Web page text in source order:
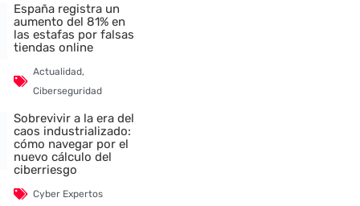
España registra un
aumento del 81% en
las estafas por falsas
tiendas online
Actualidad,
Ciberseguridad
Sobrevivir a la era del
caos industrializado:
cómo navegar por el
nuevo cálculo del
ciberriesgo
Cyber Expertos